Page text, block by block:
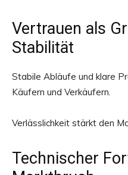
Vertrauen als
Stabilität
Stabile Abläufe und klare
Käufern und Verkäufern.
Verlässlichkeit stärkt den
Technischer